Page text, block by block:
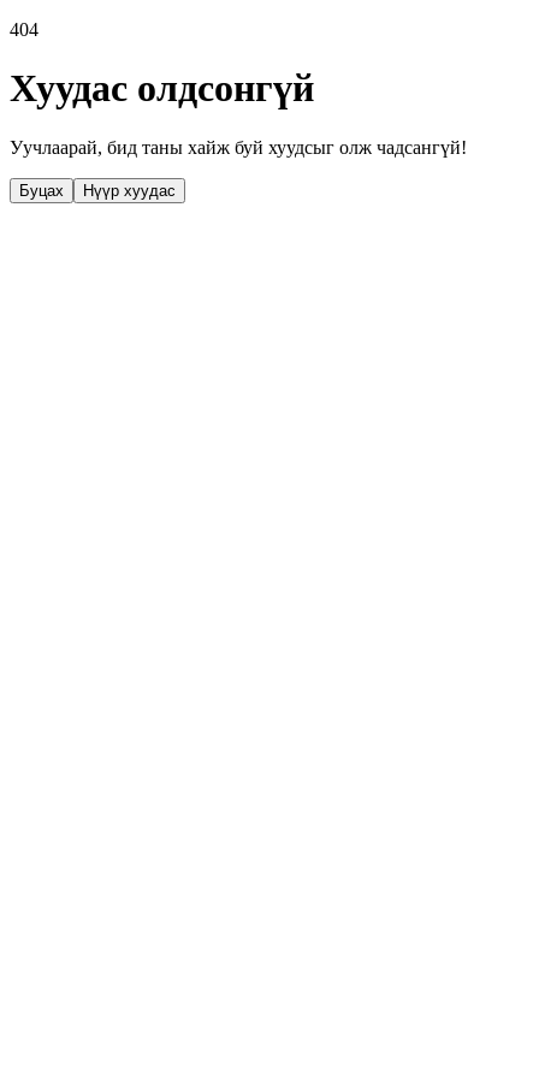
404
Хуудас олдсонгүй
Уучлаарай, бид таны хайж буй хуудсыг олж чадсангүй!
Буцах Нүүр хуудас